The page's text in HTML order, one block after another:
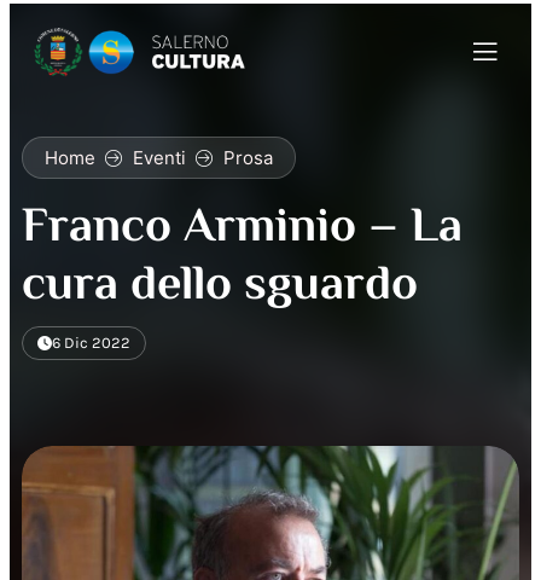
Home Eventi Prosa
Franco Arminio – La
cura dello sguardo
6 Dic 2022